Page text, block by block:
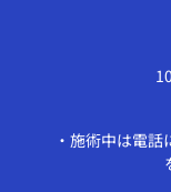
・施術中は電